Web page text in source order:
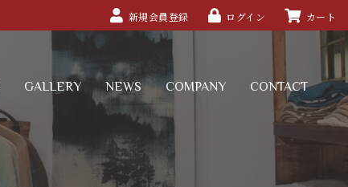
新規会員登録 ログイン カート
GALLERY NEWS COMPANY CONTACT